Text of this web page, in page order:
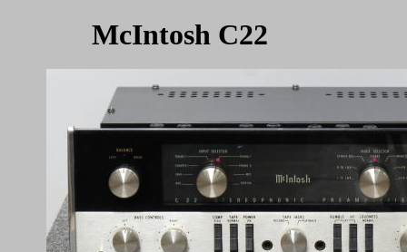
McIntosh C22